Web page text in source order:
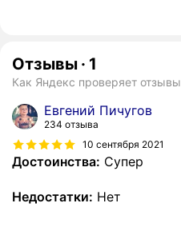
Отзывы · 1
Как Яндекс проверяет отзывы
Евгений Пичугов
234 отзыва
10 сентября 2021
Достоинства: Супер
Недостатки: Нет